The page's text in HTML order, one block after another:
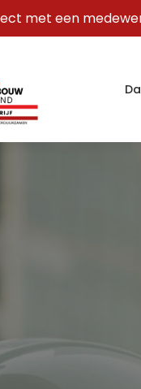
met een